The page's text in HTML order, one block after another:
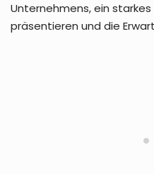
Unternehmens, ein
präsentieren und die